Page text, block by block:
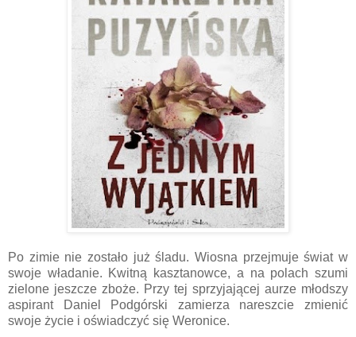
Po zimie nie zostało już śladu. Wiosna przejmuje świat w
swoje władanie. Kwitną kasztanowce, a na polach szumi
zielone jeszcze zboże. Przy tej sprzyjającej aurze młodszy
aspirant Daniel Podgórski zamierza nareszcie zmienić
swoje życie i oświadczyć się Weronice.